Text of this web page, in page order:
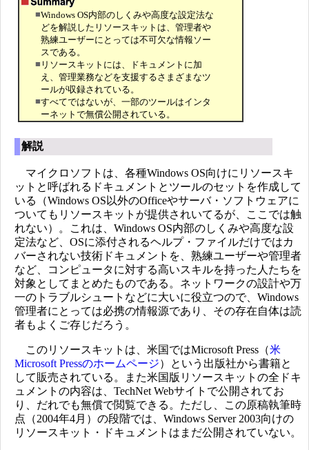
■Windows OS内部のしくみや高度な設定法な
どを解説したリソースキットは、管理者や
熟練ユーザーにとっては不可欠な情報ソー
スである。
■ リソースキットには、ドキュメントに加
え、管理業務などを支援するさまざまなツ
ールが収録されている。
■すべてではないが、一部のツールはインタ
ーネットで無償公開されている。
解説
マイクロソフトは、各種Windows OS向けにリソースキ
ットと呼ばれるドキュメントとツールのセットを作成して
いる（Windows OS以外のOfficeやサーバ・ソフトウェアに
ついてもリソースキットが提供されいてるが、ここでは触
れない）。これは、Windows OS内部のしくみや高度な設
定法など、OSに添付されるヘルプ・ファイルだけではカ
バーされない技術ドキュメントを、熟練ユーザーや管理者
など、コンピュータに対する高いスキルを持った人たちを
対象としてまとめたものである。ネットワークの設計や万
一のトラブルシュートなどに大いに役立つので、Windows
管理者にとっては必携の情報源であり、その存在自体は読
者もよくご存じだろう。
このリソースキットは、米国ではMicrosoft Press（米
Microsoft Pressのホームページ）という出版社から書籍と
して販売されている。また米国版リソースキットの全ドキ
ュメントの内容は、TechNet Webサイトで公開されてお
り、だれでも無償で閲覧できる。ただし、この原稿執筆時
点（2004年4月）の段階では、Windows Server 2003向けの
リソースキット・ドキュメントはまだ公開されていない。